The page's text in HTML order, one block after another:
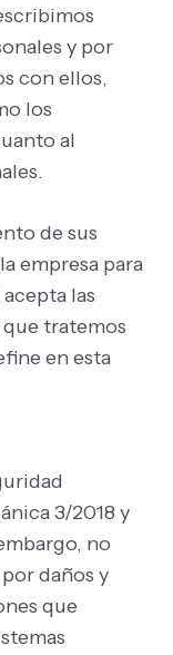
y por
con ellos,
los
al
de sus
empresa para
las
tratemos
en esta
3/2018 y
no
daños y
que